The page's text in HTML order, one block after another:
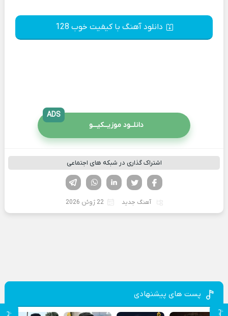
دانلود آهنگ با کیفیت خوب 128
دانلــود موزیــکیـــو
ADS
اشتراک گذاری در شبکه های اجتماعی
لینکدین تویتر
فیسوک
آهنگ جدید 22 ژوئن 2026
پست های پیشنهادی